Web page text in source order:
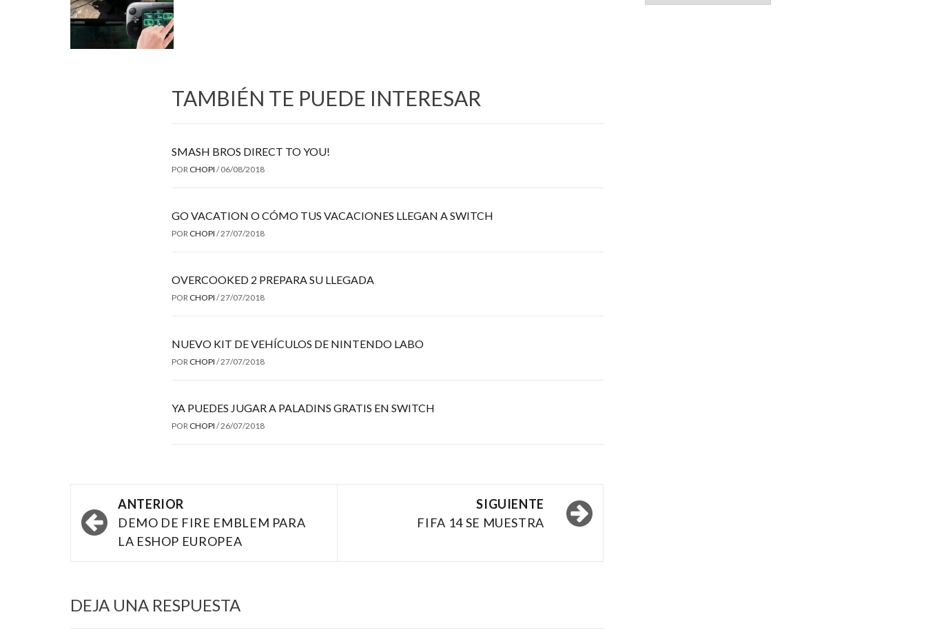
TAMBIÉN TE PUEDE INTERESAR
SMASH BROS DIRECT TO YOU!
POR CHOPI / 06/08/2018
GO VACATION O CÓMO TUS VACACIONES LLEGAN A SWITCH
POR CHOPI /27/07/2018
OVERCOOKED 2 PREPARA SU LLEGADA
POR CHOPI /27/07/2018
NUEVO KIT DE VEHÍCULOS DE NINTENDO LABO
POR CHOPI /27/07/2018
YA PUEDES JUGAR A PALADINS GRATIS EN SWITCH
POR CHOPI /26/07/2018
Navegación
por
ANTERIOR
DEMO DE FIRE EMBLEM PARA
LA ESHOP EUROPEA
SIGUIENTE
FIFA 14 SE MUESTRA
DEJA UNA RESPUESTA